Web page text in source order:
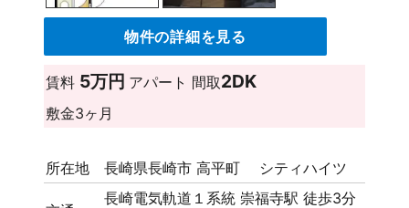
物件の詳細を見る
賃料 5万円 アパート 間取2DK
敷金3ヶ月
所在地 長崎県長崎市 高平町 シティハイツ
長崎電気軌道１系統 崇福寺駅 徒歩3分